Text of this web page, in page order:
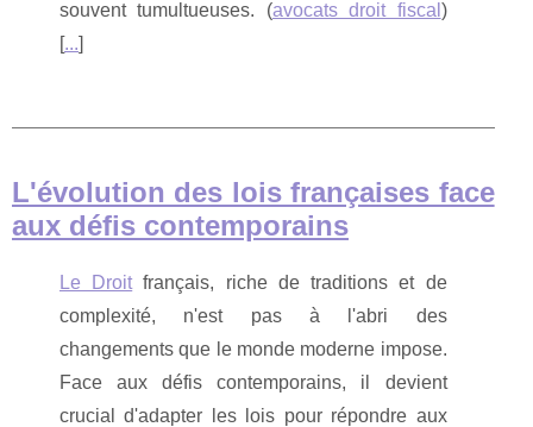
souvent tumultueuses. (avocats droit fiscal )
[...]
L'évolution des lois françaises face
aux défis contemporains
Le Droit français, riche de traditions et de
complexité, n'est pas à l'abri des
changements que le monde moderne impose.
Face aux défis contemporains, il devient
crucial d'adapter les lois pour répondre aux